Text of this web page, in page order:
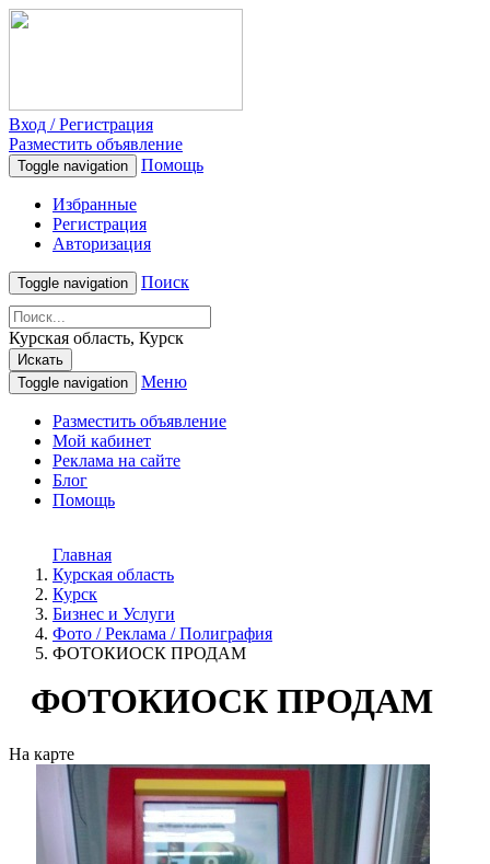
Вход / Регистрация
Разместить объявление
Toggle navigation Помощь
Избранные
Регистрация
Авторизация
Toggle navigation Поиск
Курская область, Курск
Искать
Toggle navigation
Меню
Разместить объявление
Мой кабинет
Реклама на сайте
Блог
Помощь
Главная
Курская область
Курск
Бизнес и Услуги
Фото / Реклама / Полиграфия
ФОТОКИОСК ПРОДАМ
ФОТОКИОСК ПРОДАМ
На карте